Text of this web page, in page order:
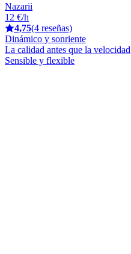
Nazarii
12 €/h
4,75(4 reseñas)
Dinámico y sonriente
La calidad antes que la velocidad
Sensible y flexible